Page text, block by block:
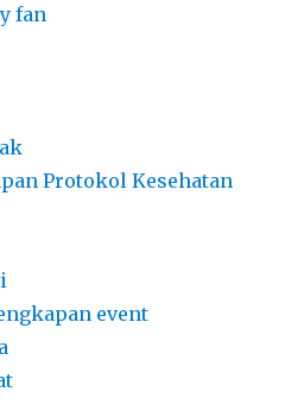
fan
Protokol Kesehatan
event